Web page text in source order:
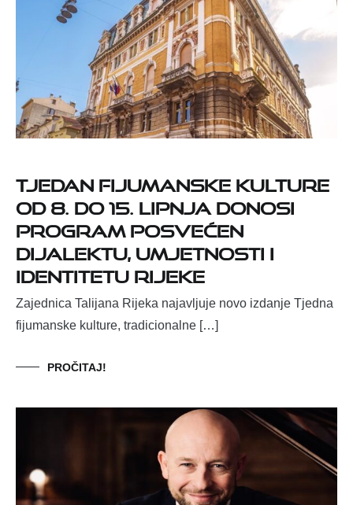
Tjedan fijumanske kulture
od 8. do 15. lipnja donosi
program posvećen
dijalektu, umjetnosti i
identitetu Rijeke
Zajednica Talijana Rijeka najavljuje novo izdanje Tjedna
fijumanske kulture, tradicionalne […]
PROČITAJ!